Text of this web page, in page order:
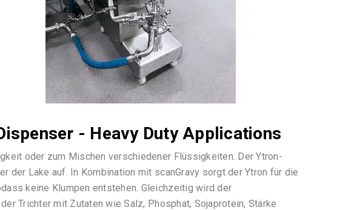
- Heavy Duty Applications
oder zum Mischen verschiedener Flüssigkeiten. Der Ytron-
Lake auf. In Kombination mit scanGravy sorgt der Ytron für die
keine Klumpen entstehen. Gleichzeitig wird der
Trichter mit Zutaten wie Salz, Phosphat, Sojaprotein, Stärke